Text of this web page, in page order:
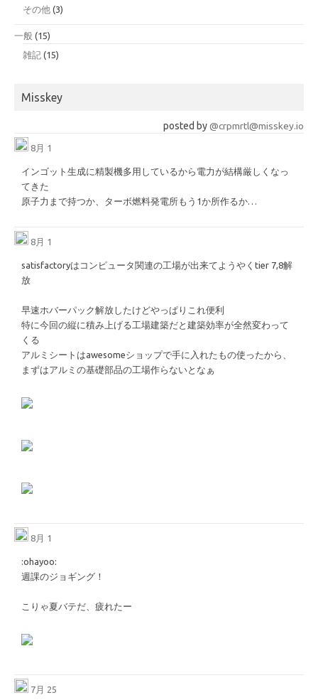
その他 (3)
一般 (15)
雑記 (15)
Misskey
posted by@crpmrtl@misskey.io
8月 1
インゴット生成に精製機多用しているから電力が結構厳しくなっ
てきた
原子力まで持つか、ターボ燃料発電所もう1か所作るか…
8月 1
satisfactoryはコンピュータ関連の工場が出来てようやくtier 7,8解
放
早速ホバーパック解放したけどやっぱりこれ便利
特に今回の縦に積み上げる工場建築だと建築効率が全然変わって
くる
アルミシートはawesomeショップで手に入れたもの使ったから、
まずはアルミの基礎部品の工場作らないとなぁ
8月 1
​:ohayoo:​
週課のジョギング！
こりゃ夏バテだ、疲れたー
7月 25